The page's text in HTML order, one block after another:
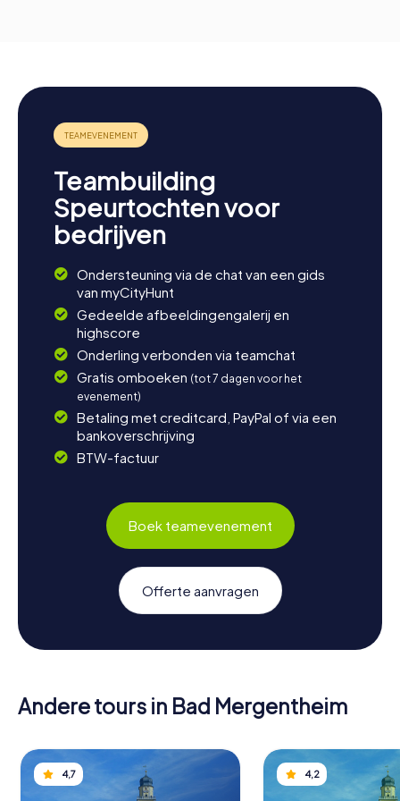
Teambuilding
Speurtochten voor
bedrijven
Ondersteuning via de chat van een gids
van myCityHunt
Gedeelde afbeeldingengalerij en
highscore
Onderling verbonden via teamchat
Gratis omboeken (tot 7 dagen voor het
evenement)
Betaling met creditcard, PayPal of via een
bankoverschrijving
BTW-factuur
Boek teamevenement
Offerte aanvragen
Andere tours in Bad Mergentheim
4,7 4,2